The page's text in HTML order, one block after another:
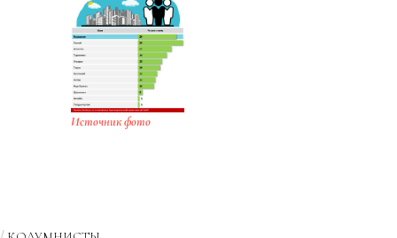
Источник фото